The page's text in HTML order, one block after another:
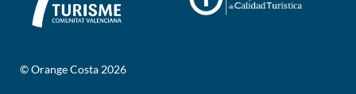
© Orange Costa 2026